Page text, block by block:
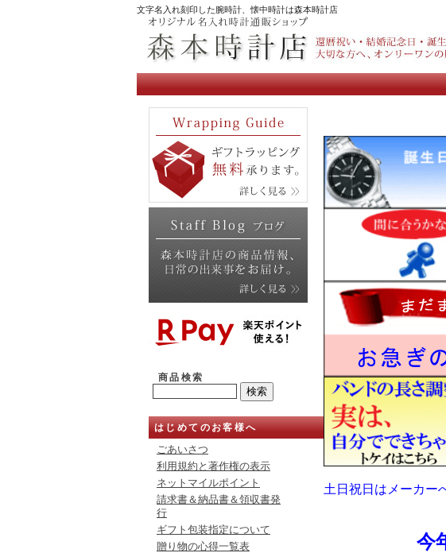
文字名入れ刻印した腕時計、懐中時計は森本時計店
商品検索
はじめてのお客様へ
ごあいさつ
利用規約と著作権の表示
ネットマイルポイント
請求書＆納品書＆領収書発
行
ギフト包装指定について
贈り物の心得一覧表
土日祝日はメーカー
今